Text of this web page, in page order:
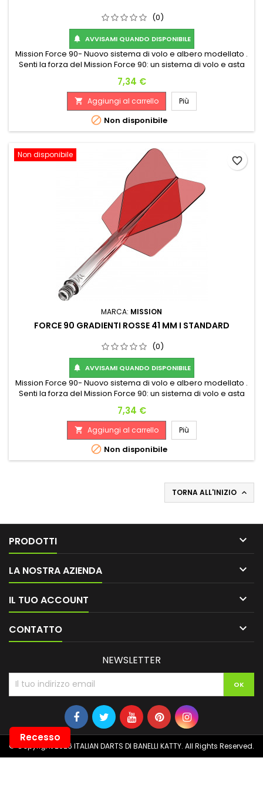
(0)
 AVVISAMI QUANDO DISPONIBILE
Mission Force 90- Nuovo sistema di volo e albero modellato .
Senti la forza del Mission Force 90: un sistema di volo e asta
e di alta qualità, il Force 90 manterrà un angolo perfetto di 90
gradi tra le alette del volo durante il gioco, fornendo ai
giocatori una traiettoria di volo coerente ogni...
Prezzo
7,34 €
 Aggiungi al carrello Più
 Non disponibile
Non disponibile
MARCA: MISSION
FORCE 90 GRADIENTI ROSSE 41 MM I STANDARD
(0)
 AVVISAMI QUANDO DISPONIBILE
Mission Force 90- Nuovo sistema di volo e albero modellato .
Senti la forza del Mission Force 90: un sistema di volo e asta
e di alta qualità, il Force 90 manterrà un angolo perfetto di 90
gradi tra le alette del volo durante il gioco, fornendo ai
giocatori una traiettoria di volo coerente ogni...
Prezzo
7,34 €
 Aggiungi al carrello Più
 Non disponibile
favorite_border
TORNA ALL'INIZIO 
PRODOTTI 
LA NOSTRA AZIENDA 
IL TUO ACCOUNT 
CONTATTO 
NEWSLETTER
© Copyright 2026 ITALIAN DARTS DI BANELLI KATTY. All Rights Reserved.
Recesso